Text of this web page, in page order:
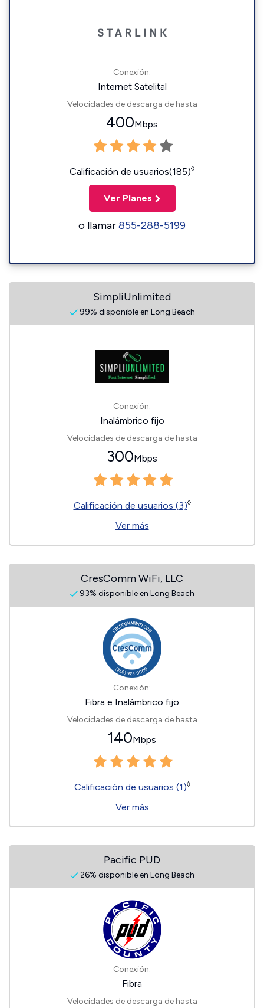
Conexión:
Internet Satelital
Velocidades de descarga de hasta
400Mbps
Calificación de usuarios(185)◊
Ver Planes
o llamar855-288-5199
SimpliUnlimited
99% disponible en Long Beach
Conexión:
Inalámbrico fijo
Velocidades de descarga de hasta
300Mbps
Calificación de usuarios (3)◊
Ver más
CresComm WiFi, LLC
93% disponible en Long Beach
Conexión:
Fibra e Inalámbrico fijo
Velocidades de descarga de hasta
140Mbps
Calificación de usuarios (1)◊
Ver más
Pacific PUD
26% disponible en Long Beach
Conexión:
Fibra
Velocidades de descarga de hasta